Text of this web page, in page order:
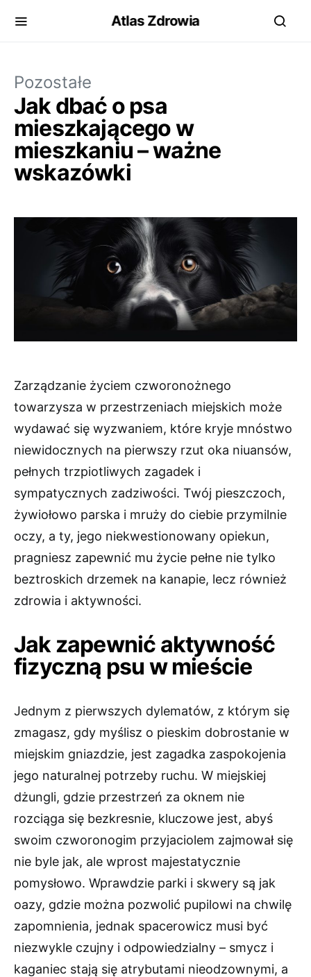
Atlas Zdrowia
Pozostałe
Jak dbać o psa
mieszkającego w
mieszkaniu – ważne
wskazówki
Zarządzanie życiem czworonożnego
towarzysza w przestrzeniach miejskich może
wydawać się wyzwaniem, które kryje mnóstwo
niewidocznych na pierwszy rzut oka niuansów,
pełnych trzpiotliwych zagadek i
sympatycznych zadziwości. Twój pieszczoch,
żywiołowo parska i mruży do ciebie przymilnie
oczy, a ty, jego niekwestionowany opiekun,
pragniesz zapewnić mu życie pełne nie tylko
beztroskich drzemek na kanapie, lecz również
zdrowia i aktywności.
Jak zapewnić aktywność
fizyczną psu w mieście
Jednym z pierwszych dylematów, z którym się
zmagasz, gdy myślisz o pieskim dobrostanie w
miejskim gniazdzie, jest zagadka zaspokojenia
jego naturalnej potrzeby ruchu. W miejskiej
dżungli, gdzie przestrzeń za oknem nie
rozciąga się bezkresnie, kluczowe jest, abyś
swoim czworonogim przyjaciolem zajmował się
nie byle jak, ale wprost majestatycznie
pomysłowo. Wprawdzie parki i skwery są jak
oazy, gdzie można pozwolić pupilowi na chwilę
zapomnienia, jednak spacerowicz musi być
niezwykle czujny i odpowiedzialny – smycz i
kaganiec stają się atrybutami nieodzownymi, a